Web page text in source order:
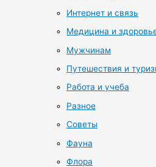
Интернет и связь
Медицина и
Мужчинам
Путешествия и
Работа и учеба
Разное
Советы
Фауна
Флора